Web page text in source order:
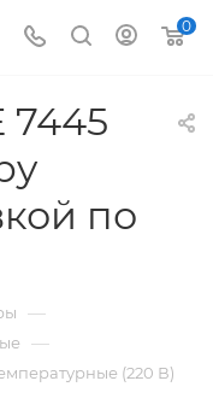
0
7445
по
—
—
(220 В)